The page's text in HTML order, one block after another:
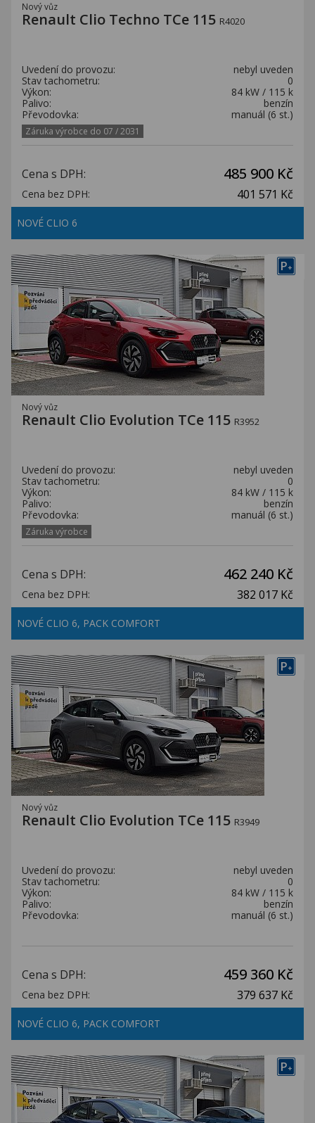
Nový vůz
Renault Clio Techno TCe 115 R4020
Uvedení do provozu:
nebyl uveden
Stav tachometru:
0
Výkon:
84 kW / 115 k
Palivo:
benzín
Převodovka:
manuál (6 st.)
Záruka výrobce do 07 / 2031
Cena s DPH: 485 900 Kč
Cena bez DPH: 401 571 Kč
NOVÉ CLIO 6
P+
Nový vůz
Renault Clio Evolution TCe 115 R3952
Uvedení do provozu:
nebyl uveden
Stav tachometru:
0
Výkon:
84 kW / 115 k
Palivo:
benzín
Převodovka:
manuál (6 st.)
Záruka výrobce
Cena s DPH: 462 240 Kč
Cena bez DPH: 382 017 Kč
NOVÉ CLIO 6, PACK COMFORT
P+
Nový vůz
Renault Clio Evolution TCe 115 R3949
Uvedení do provozu:
nebyl uveden
Stav tachometru:
0
Výkon:
84 kW / 115 k
Palivo:
benzín
Převodovka:
manuál (6 st.)
Cena s DPH: 459 360 Kč
Cena bez DPH: 379 637 Kč
NOVÉ CLIO 6, PACK COMFORT
P+